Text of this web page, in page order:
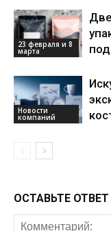
23 февраля и 8
марта
Новости
компаний
ОСТАВЬТЕ ОТВЕТ